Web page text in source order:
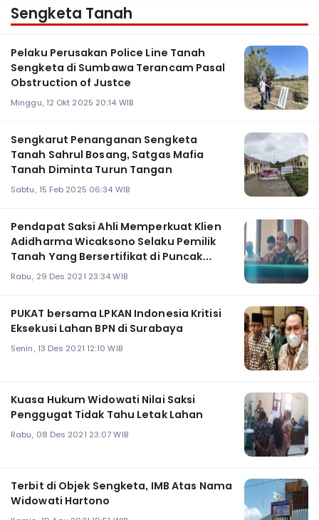
Sengketa Tanah
Pelaku Perusakan Police Line Tanah
Sengketa di Sumbawa Terancam Pasal
Obstruction of Justce
Minggu, 12 Okt 2025 20:14 WIB
Sengkarut Penanganan Sengketa
Tanah Sahrul Bosang, Satgas Mafia
Tanah Diminta Turun Tangan
Sabtu, 15 Feb 2025 06:34 WIB
Pendapat Saksi Ahli Memperkuat Klien
Adidharma Wicaksono Selaku Pemilik
Tanah Yang Bersertifikat di Puncak
Permai Utara III Surabaya
Rabu, 29 Des 2021 23:34 WIB
PUKAT bersama LPKAN Indonesia Kritisi
Eksekusi Lahan BPN di Surabaya
Senin, 13 Des 2021 12:10 WIB
Kuasa Hukum Widowati Nilai Saksi
Penggugat Tidak Tahu Letak Lahan
Rabu, 08 Des 2021 23:07 WIB
Terbit di Objek Sengketa, IMB Atas Nama
Widowati Hartono